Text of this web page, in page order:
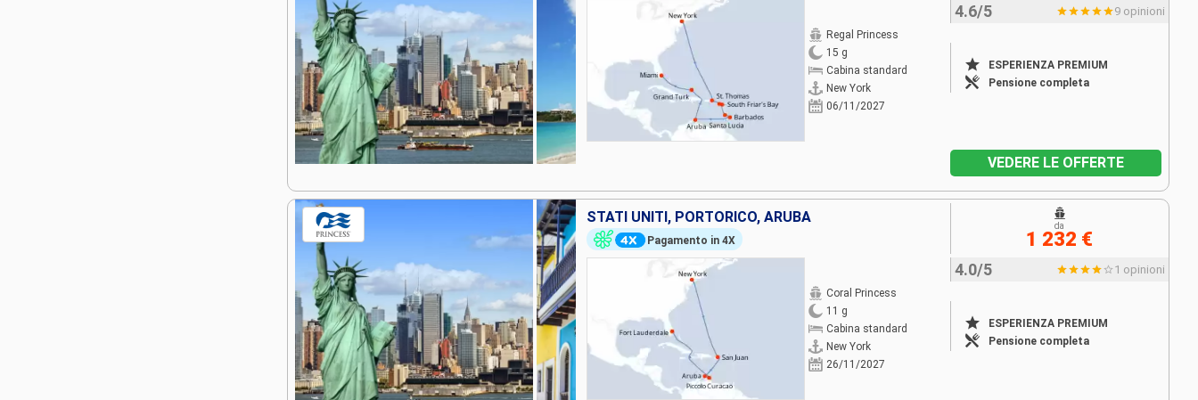
Regal Princess
15 g
Cabina standard
New York
06/11/2027
4.6/5 9 opinioni
ESPERIENZA PREMIUM
Pensione completa
VEDERE LE OFFERTE
STATI UNITI, PORTORICO, ARUBA
Pagamento in 4X
Coral Princess
11 g
Cabina standard
New York
26/11/2027
4.0/5 1 opinioni
ESPERIENZA PREMIUM
Pensione completa
da
1 232 €